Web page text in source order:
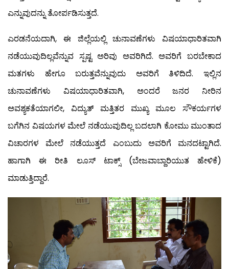
ಎನ್ನುವುದನ್ನು ತೋರ್ಪಡಿಸುತ್ತದೆ.
ಎರಡನೆಯದಾಗಿ, ಈ ಜಿಲ್ಲೆಯಲ್ಲಿ ಚುನಾವಣೆಗಳು ವಿಷಯಾಧಾರಿತವಾಗಿ
ನಡೆಯುವುದಿಲ್ಲವೆನ್ನುವ ಸ್ಪಷ್ಟ ಅರಿವು ಅವರಿಗಿದೆ. ಅವರಿಗೆ ಬರಬೇಕಾದ
ಮತಗಳು ಹೇಗೂ ಬರುತ್ತವೆನ್ನುವುದು ಅವರಿಗೆ ತಿಳಿದಿದೆ. ಇಲ್ಲಿನ
ಚುನಾವಣೆಗಳು ವಿಷಯಾಧಾರಿತವಾಗಿ, ಅಂದರೆ ಜನರ ನೀರಿನ
ಅವಶ್ಯಕತೆಯಾಗಲೀ, ವಿದ್ಯುತ್ ಮತ್ತಿತರ ಮುಖ್ಯ ಮೂಲ ಸೌಕರ್ಯಗಳ
ಬಗೆಗಿನ ವಿಷಯಗಳ ಮೇಲೆ ನಡೆಯುವುದಿಲ್ಲ ಬದಲಾಗಿ ಕೋಮು ಮುಂತಾದ
ವಿಚಾರಗಳ ಮೇಲೆ ನಡೆಯುತ್ತದೆ ಎಂಬುದು ಅವರಿಗೆ ಮನದಟ್ಟಾಗಿದೆ.
ಹಾಗಾಗಿ ಈ ರೀತಿ ಲೂಸ್ ಟಾಕ್ಸ್ (ಬೇಜವಾಬ್ದಾರಿಯುತ ಹೇಳಿಕೆ)
ಮಾಡುತ್ತಿದ್ದಾರೆ.